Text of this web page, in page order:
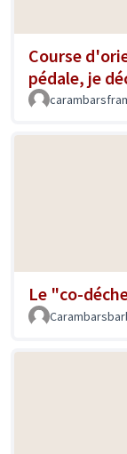
Course
pédale, je
Le "co-